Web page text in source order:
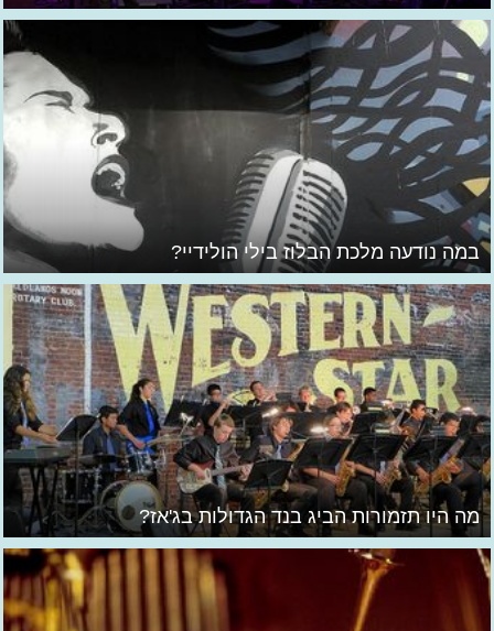
במה נודעה מלכת הבלוז בילי הולידיי?
מה היו תזמורות הביג בנד הגדולות בג'אז?